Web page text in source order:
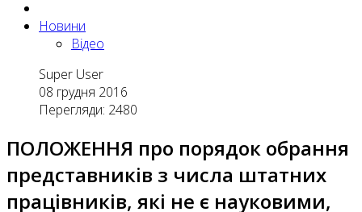
Новини
Відео
Super User
08 грудня 2016
Перегляди: 2480
ПОЛОЖЕННЯ про порядок обрання
представників з числа штатних
працівників, які не є науковими,